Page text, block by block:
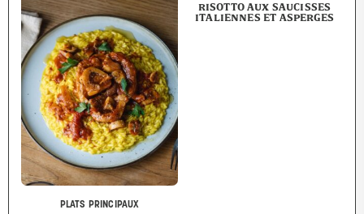
PLATS PRINCIPAUX
RISOTTO AUX SAUCISSES
ITALIENNES ET ASPERGES